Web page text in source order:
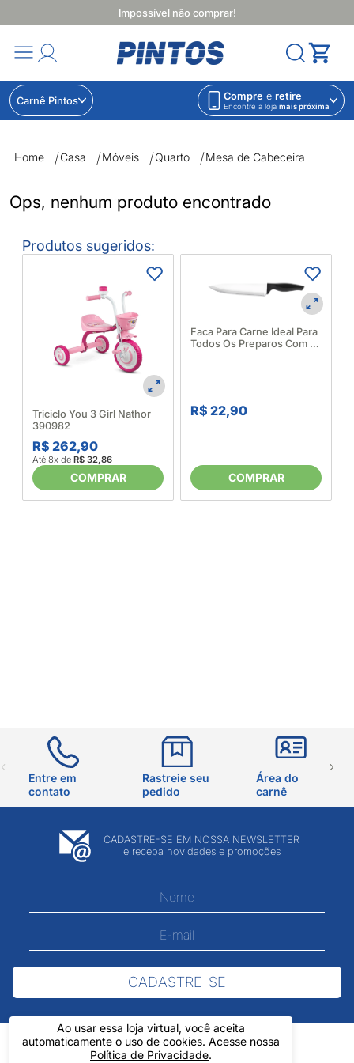
Impossível não comprar!
Carnê Pintos Compre e retire
Encontre a loja mais próxima
Home
Casa Móveis Quarto Mesa de Cabeceira
Ops, nenhum produto encontrado
Produtos sugeridos:
Triciclo You 3 Girl Nathor
390982
R$ 262,90
Até 8x de R$ 32,86
COMPRAR
Faca Para Carne Ideal Para
Todos Os Preparos Com 8
R$ 22,90
COMPRAR
Ao usar essa loja virtual, você aceita
automaticamente o uso de cookies. Acesse nossa
Política de Privacidade.
Entre em
contato
Rastreie seu
pedido
Área do
carnê
CADASTRE-SE EM NOSSA NEWSLETTER
e receba novidades e promoções
CADASTRE-SE